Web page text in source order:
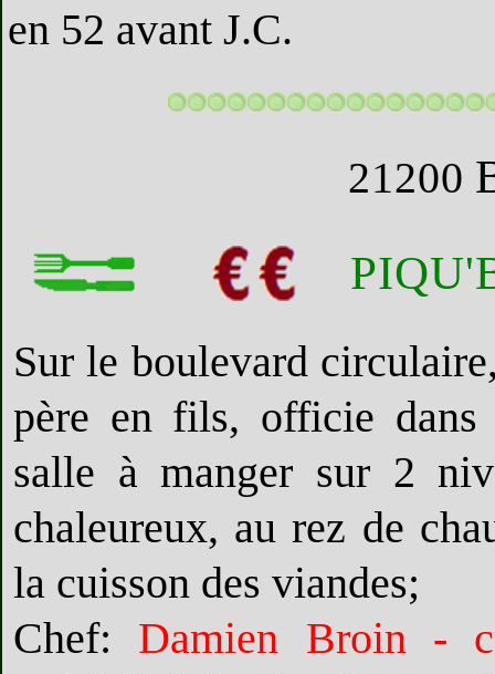
en 52 avant J.C.
21200
Sur le boulevard
père en fils, officie dans
salle à manger sur 2
chaleureux, au rez de
la cuisson des viandes;
Chef: Damien Broin -